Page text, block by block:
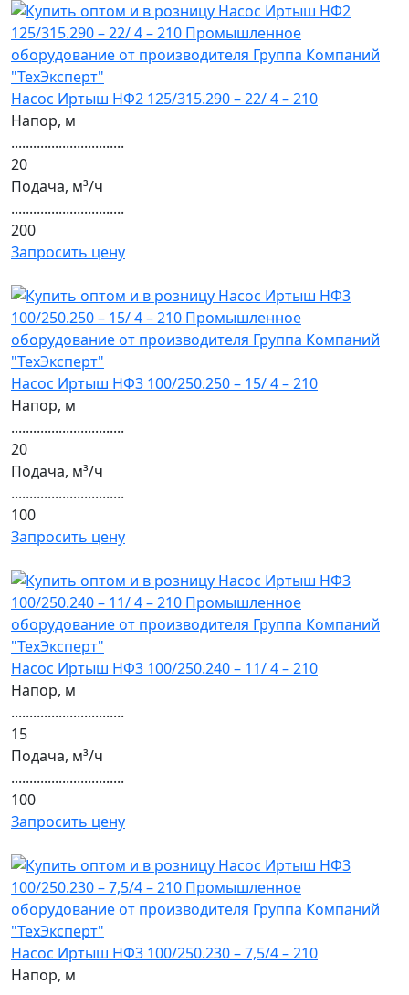
Насос Иртыш НФ2 125/315.290 – 22/ 4 – 210
Напор, м
...............................
20
Подача, м³/ч
...............................
200
Запросить цену
Насос Иртыш НФ3 100/250.250 – 15/ 4 – 210
Напор, м
...............................
20
Подача, м³/ч
...............................
100
Запросить цену
Насос Иртыш НФ3 100/250.240 – 11/ 4 – 210
Напор, м
...............................
15
Подача, м³/ч
...............................
100
Запросить цену
Насос Иртыш НФ3 100/250.230 – 7,5/4 – 210
Напор, м